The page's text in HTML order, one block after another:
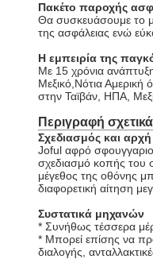
Πακέτο παροχής
Θα συσκευάσουμε το
της ασφάλειας ενώ
Η εμπειρία της
Με 15 χρόνια
Μεξικό,Νότια
στην Ταϊβάν, ΗΠΑ,
Περιγραφή
Σχεδιασμός και αρχή
Joful αφρό
σχεδιασμό κοπής του
μέγεθος της οθόνης
διαφορετική αίτηση
Συστατικά μηχανών
* Συνήθως τέσσερα
* Μπορεί επίσης να
διαλογής,